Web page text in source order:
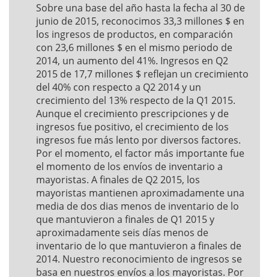
Sobre una base del año hasta la fecha al 30 de
junio de 2015, reconocimos 33,3 millones $ en
los ingresos de productos, en comparación
con 23,6 millones $ en el mismo periodo de
2014, un aumento del 41%. Ingresos en Q2
2015 de 17,7 millones $ reflejan un crecimiento
del 40% con respecto a Q2 2014 y un
crecimiento del 13% respecto de la Q1 2015.
Aunque el crecimiento prescripciones y de
ingresos fue positivo, el crecimiento de los
ingresos fue más lento por diversos factores.
Por el momento, el factor más importante fue
el momento de los envíos de inventario a
mayoristas. A finales de Q2 2015, los
mayoristas mantienen aproximadamente una
media de dos dias menos de inventario de lo
que mantuvieron a finales de Q1 2015 y
aproximadamente seis días menos de
inventario de lo que mantuvieron a finales de
2014. Nuestro reconocimiento de ingresos se
basa en nuestros envíos a los mayoristas. Por